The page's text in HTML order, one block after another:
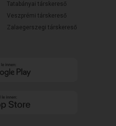
Tatabányai társkereső
Veszprémi társkereső
Zalaegerszegi társkereső